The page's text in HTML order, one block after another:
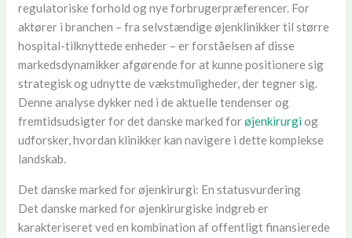
regulatoriske forhold og nye forbrugerpræferencer. For
aktører i branchen – fra selvstændige øjenklinikker til større
hospital-tilknyttede enheder – er forståelsen af disse
markedsdynamikker afgørende for at kunne positionere sig
strategisk og udnytte de vækstmuligheder, der tegner sig.
Denne analyse dykker ned i de aktuelle tendenser og
fremtidsudsigter for det danske marked forøjenkirurgi og
udforsker, hvordan klinikker kan navigere i dette komplekse
landskab.
Det danske marked for øjenkirurgi: En statusvurdering
Det danske marked for øjenkirurgiske indgreb er
karakteriseret ved en kombination af offentligt finansierede